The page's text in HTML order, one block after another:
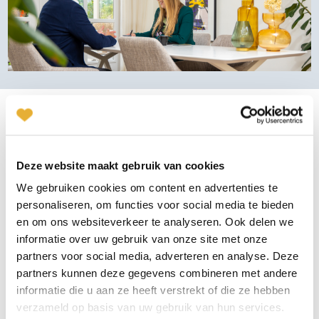
Deze website maakt gebruik van cookies
We gebruiken cookies om content en advertenties te
personaliseren, om functies voor social media te bieden
en om ons websiteverkeer te analyseren. Ook delen we
informatie over uw gebruik van onze site met onze
partners voor social media, adverteren en analyse. Deze
partners kunnen deze gegevens combineren met andere
informatie die u aan ze heeft verstrekt of die ze hebben
verzameld op basis van uw gebruik van hun services.
Onze klantenbeoordeling
Benieuwd naar de ervaringen met onze methode? Uiteraard
vertellen wij je graag alles, maar onze gebruikers kunnen dat
veel beter!
Zakelijk, maar ook
persoonlijk